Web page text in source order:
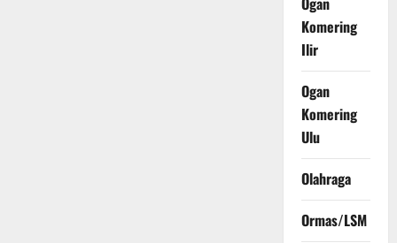
Komering
Ilir
Ogan
Komering
Ulu
Olahraga
Ormas/LSM